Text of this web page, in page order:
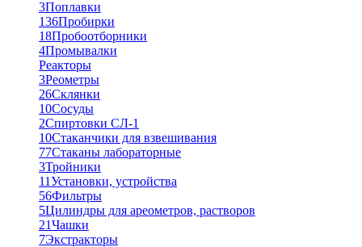
3Поплавки
136Пробирки
18Пробоотборники
4Промывалки
Реакторы
3Реометры
26Склянки
10Сосуды
2Спиртовки СЛ-1
10Стаканчики для взвешивания
77Стаканы лабораторные
3Тройники
11Установки, устройства
56Фильтры
5Цилиндры для ареометров, растворов
21Чашки
7Экстракторы